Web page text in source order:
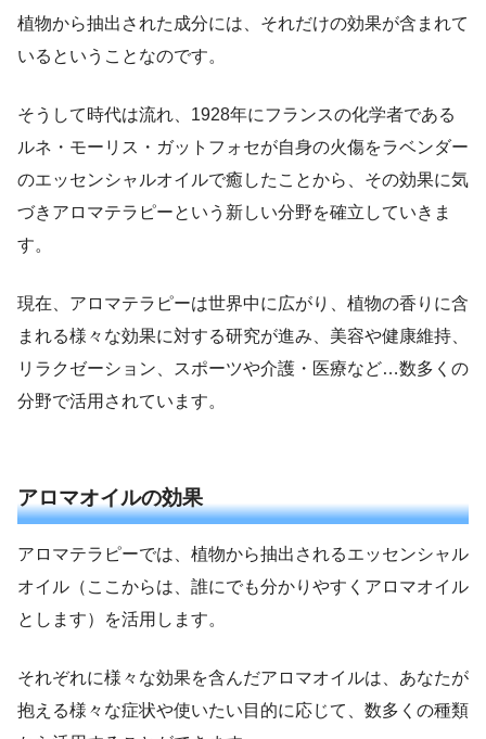
植物から抽出された成分には、それだけの効果が含まれて
いるということなのです。
そうして時代は流れ、1928年にフランスの化学者である
ルネ・モーリス・ガットフォセが自身の火傷をラベンダー
のエッセンシャルオイルで癒したことから、その効果に気
づきアロマテラピーという新しい分野を確立していきま
す。
現在、アロマテラピーは世界中に広がり、植物の香りに含
まれる様々な効果に対する研究が進み、美容や健康維持、
リラクゼーション、スポーツや介護・医療など…数多くの
分野で活用されています。
アロマオイルの効果
アロマテラピーでは、植物から抽出されるエッセンシャル
オイル（ここからは、誰にでも分かりやすくアロマオイル
とします）を活用します。
それぞれに様々な効果を含んだアロマオイルは、あなたが
抱える様々な症状や使いたい目的に応じて、数多くの種類